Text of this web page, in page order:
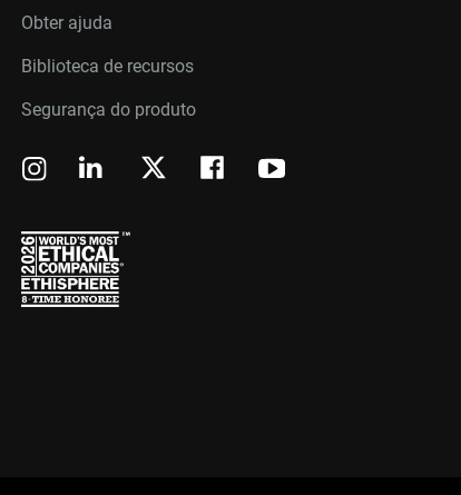
Obter ajuda
Biblioteca de recursos
Segurança do produto